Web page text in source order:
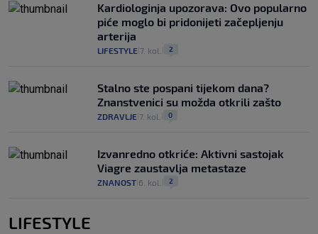
Kardiologinja upozorava: Ovo popularno
piće moglo bi pridonijeti začepljenju
arterija
LIFESTYLE 7. kol. 2
Stalno ste pospani tijekom dana?
Znanstvenici su možda otkrili zašto
ZDRAVLJE 7. kol. 0
Izvanredno otkriće: Aktivni sastojak
Viagre zaustavlja metastaze
ZNANOST 6. kol. 2
LIFESTYLE